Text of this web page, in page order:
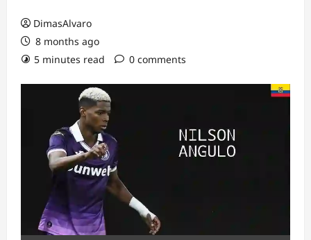
DimasAlvaro
8 months ago
5 minutes read
0 comments